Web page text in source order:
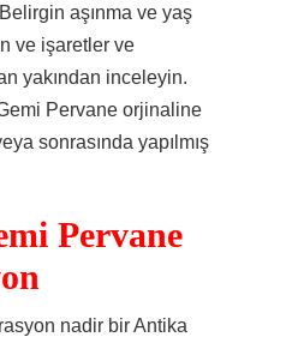
aşınma ve yaş
ve işaretler ve
yakından inceleyin.
Pervane orjinaline
sonrasında yapılmış
Pervane
nadir bir Antika